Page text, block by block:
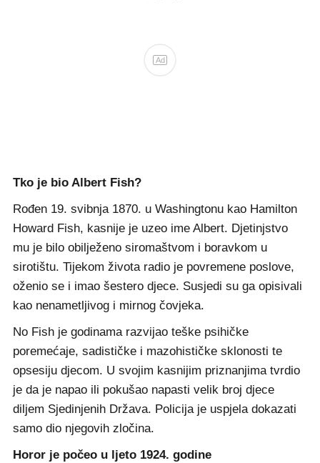
Ad
Tko je bio Albert Fish?
Rođen 19. svibnja 1870. u Washingtonu kao Hamilton
Howard Fish, kasnije je uzeo ime Albert. Djetinjstvo
mu je bilo obilježeno siromaštvom i boravkom u
sirotištu. Tijekom života radio je povremene poslove,
oženio se i imao šestero djece. Susjedi su ga opisivali
kao nenametljivog i mirnog čovjeka.
No Fish je godinama razvijao teške psihičke
poremećaje, sadističke i mazohističke sklonosti te
opsesiju djecom. U svojim kasnijim priznanjima tvrdio
je da je napao ili pokušao napasti velik broj djece
diljem Sjedinjenih Država. Policija je uspjela dokazati
samo dio njegovih zločina.
Horor je počeo u ljeto 1924. godine